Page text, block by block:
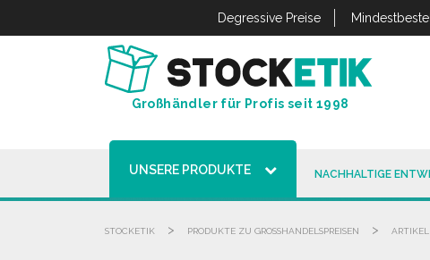
Degressive Preise
Großhändler für Profis seit 1998
UNSERE PRODUKTE NACHHALTIGE
STOCKETIK > PRODUKTE ZU GROSSHANDELSPREISEN >